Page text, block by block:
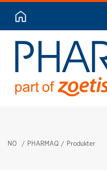
NO PHARMAQ Produkter